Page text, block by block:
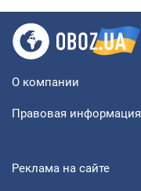
О компании
Правовая информация
Реклама на сайте